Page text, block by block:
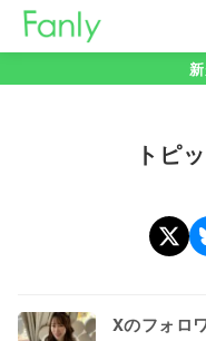
トピ
Xのフォロ